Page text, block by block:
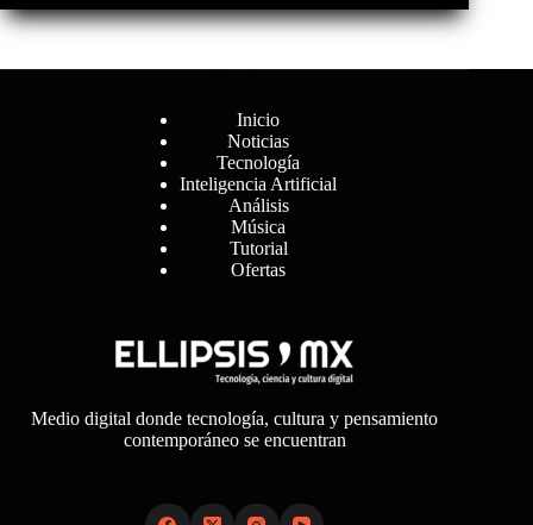
Inicio
Noticias
Tecnología
Inteligencia Artificial
Análisis
Música
Tutorial
Ofertas
Medio digital donde tecnología, cultura y pensamiento
contemporáneo se encuentran